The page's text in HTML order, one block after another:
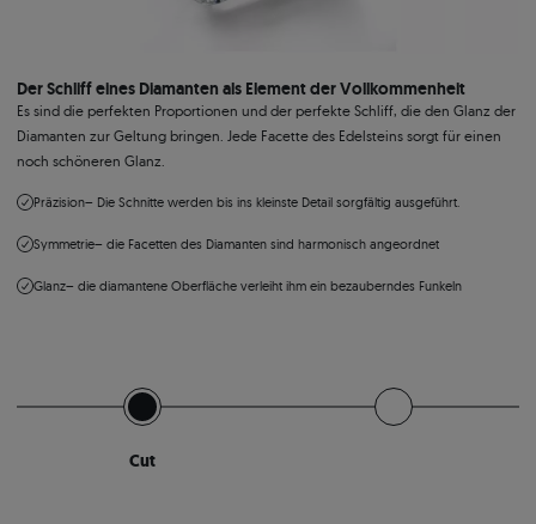
Der Schliff eines Diamanten als Element der Vollkommenheit
Es sind die perfekten Proportionen und der perfekte Schliff, die den Glanz der
Diamanten zur Geltung bringen. Jede Facette des Edelsteins sorgt für einen
noch schöneren Glanz.
Präzision– Die Schnitte werden bis ins kleinste Detail sorgfältig ausgeführt.
Symmetrie– die Facetten des Diamanten sind harmonisch angeordnet
Glanz– die diamantene Oberfläche verleiht ihm ein bezauberndes Funkeln
Cut